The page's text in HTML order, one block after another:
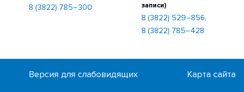
8 (3822) 785–300
записи)
8 (3822) 529–856,
8 (3822) 785–428
Версия для слабовидящих Карта сайта